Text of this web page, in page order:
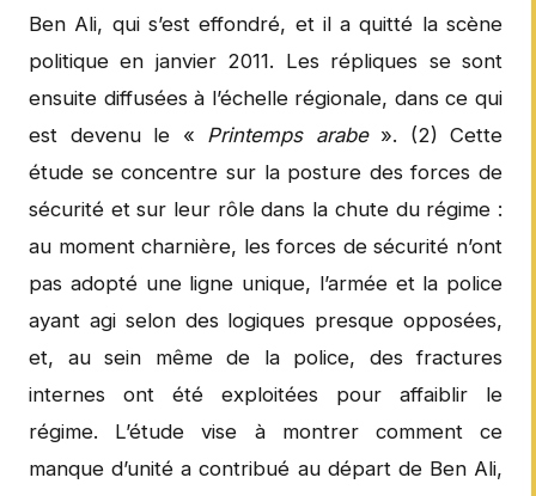
Ben Ali, qui s’est effondré, et il a quitté la scène
politique en janvier 2011. Les répliques se sont
ensuite diffusées à l’échelle régionale, dans ce qui
est devenu le « Printemps arabe». (2) Cette
étude se concentre sur la posture des forces de
sécurité et sur leur rôle dans la chute du régime :
au moment charnière, les forces de sécurité n’ont
pas adopté une ligne unique, l’armée et la police
ayant agi selon des logiques presque opposées,
et, au sein même de la police, des fractures
internes ont été exploitées pour affaiblir le
régime. L’étude vise à montrer comment ce
manque d’unité a contribué au départ de Ben Ali,